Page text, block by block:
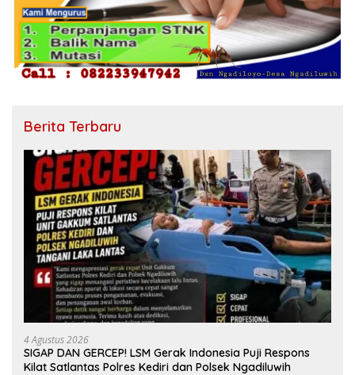
Berita Terbaru
4 Agustus 2026
SIGAP DAN GERCEP! LSM Gerak Indonesia Puji Respons
Kilat Satlantas Polres Kediri dan Polsek Ngadiluwih